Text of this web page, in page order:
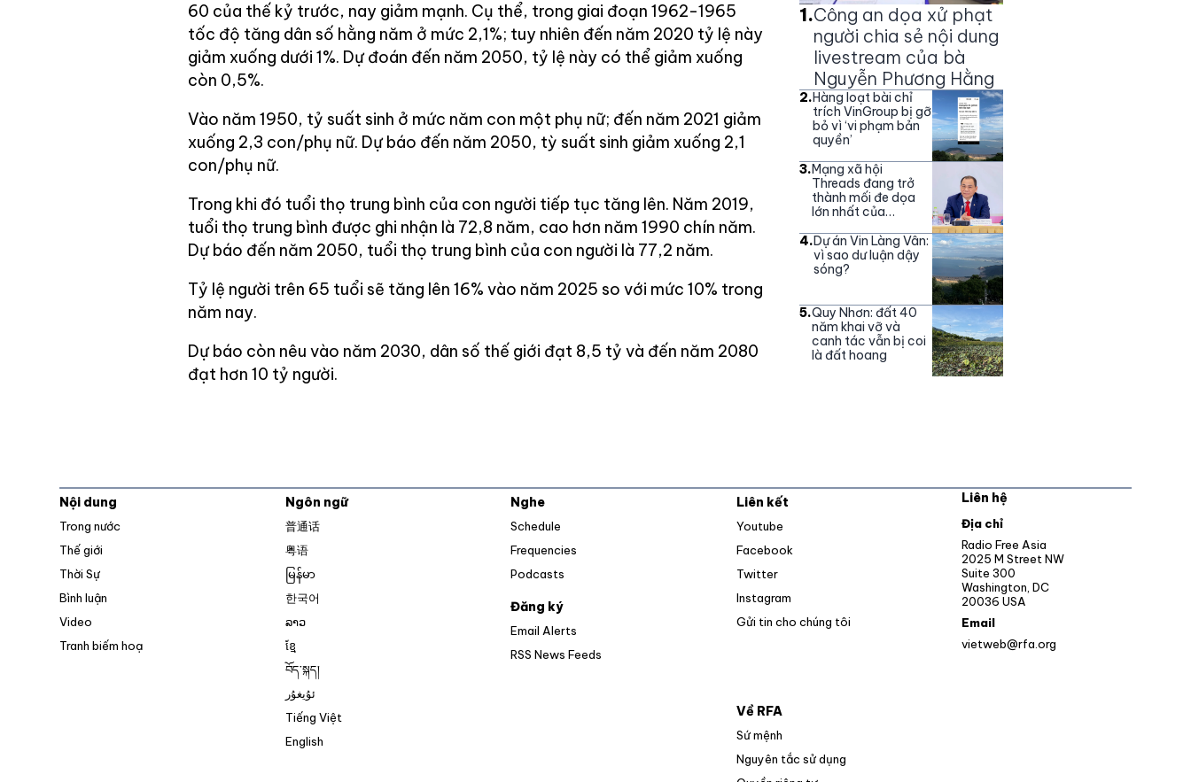
60 của thế kỷ trước, nay giảm mạnh. Cụ thể, trong giai đoạn 1962-1965
tốc độ tăng dân số hằng năm ở mức 2,1%; tuy nhiên đến năm 2020 tỷ lệ này
giảm xuống dưới 1%. Dự đoán đến năm 2050, tỷ lệ này có thể giảm xuống
còn 0,5%.
Vào năm 1950, tỷ suất sinh ở mức năm con một phụ nữ; đến năm 2021 giảm
xuống 2,3 con/phụ nữ. Dự báo đến năm 2050, tỳ suất sinh giảm xuống 2,1
con/phụ nữ.
Trong khi đó tuổi thọ trung bình của con người tiếp tục tăng lên. Năm 2019,
tuổi thọ trung bình được ghi nhận là 72,8 năm, cao hơn năm 1990 chín năm.
Dự báo đến năm 2050, tuổi thọ trung bình của con người là 77,2 năm.
Tỷ lệ người trên 65 tuổi sẽ tăng lên 16% vào năm 2025 so với mức 10% trong
năm nay.
Dự báo còn nêu vào năm 2030, dân số thế giới đạt 8,5 tỷ và đến năm 2080
đạt hơn 10 tỷ người.
1.Công an dọa xử phạt
người chia sẻ nội dung
livestream của bà
Nguyễn Phương Hằng
2.Hàng loạt bài chỉ
trích VinGroup bị gỡ
bỏ vì ‘vi phạm bản
quyền’
3.Mạng xã hội
Threads đang trở
thành mối đe dọa
lớn nhất của
4.Dự án Vin Làng Vân:
vì sao dư luận dậy
sóng?
5.Quy Nhơn: đất 40
năm khai vỡ và
canh tác vẫn bị coi
là đất hoang
Nội dung
Trong nước
Thế giới
Thời Sự
Bình luận
Video
Tranh biếm hoạ
Ngôn ngữ
普通话
粤语
မြန်မာ
한국어
ລາວ
ខ្មែ
བོད་སྐད།
ئۇيغۇر
Tiếng Việt
English
Nghe
Schedule
Frequencies
Podcasts
Đăng ký
Email Alerts
RSS News Feeds
Liên kết
Youtube
Facebook
Twitter
Instagram
Gửi tin cho chúng tôi
Về RFA
Sứ mệnh
Nguyên tắc sử dụng
Liên hệ
Địa chỉ
Radio Free Asia
2025 M Street NW
Suite 300
Washington, DC
20036 USA
Email
vietweb@rfa.org